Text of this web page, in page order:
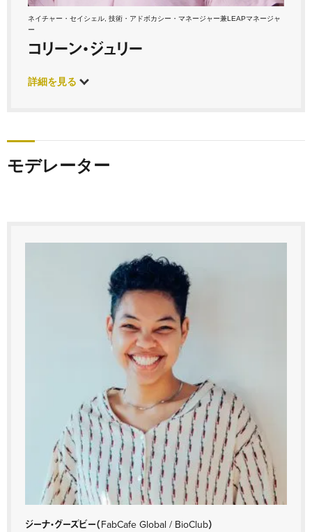
ネイチャー・セイシェル, 技術・アドボカシー・マネージャー兼LEAPマネージャ
ー
コリーン・ジュリー
詳細を見る
モデレーター
ジーナ・グーズビー（FabCafe Global / BioClub）